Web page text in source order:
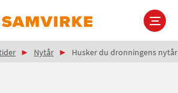
Nytår Husker du dronningens